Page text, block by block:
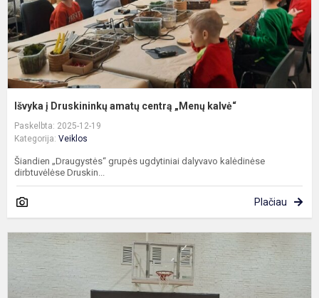
Išvyka į Druskininkų amatų centrą „Menų kalvė“
Paskelbta: 2025-12-19
Kategorija: Veiklos
Šiandien „Draugystės“ grupės ugdytiniai dalyvavo kalėdinėse
dirbtuvėlėse Druskin...
Plačiau